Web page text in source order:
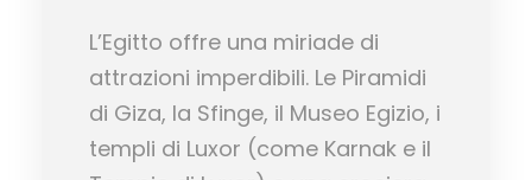
L’Egitto offre una miriade di
attrazioni imperdibili. Le Piramidi
di Giza, la Sfinge, il Museo Egizio, i
templi di Luxor (come Karnak e il